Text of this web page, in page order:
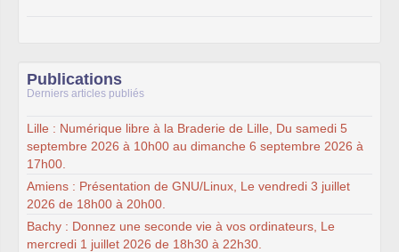
Publications
Derniers articles publiés
Lille : Numérique libre à la Braderie de Lille, Du samedi 5
septembre 2026 à 10h00 au dimanche 6 septembre 2026 à
17h00.
Amiens : Présentation de GNU/Linux, Le vendredi 3 juillet
2026 de 18h00 à 20h00.
Bachy : Donnez une seconde vie à vos ordinateurs, Le
mercredi 1 juillet 2026 de 18h30 à 22h30.